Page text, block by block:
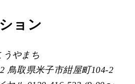
ョン
うやまち
鳥取県米子市紺屋町104-2